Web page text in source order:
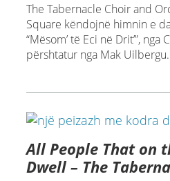
The Tabernacle Choir and
Square këndojnë himnin e
“Mësom’ të Eci në Drit’”,
përshtatur nga Mak Uilbergu.
All People That on
Dwell – The